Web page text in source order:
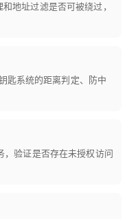
地址过滤是否可被绕过，
匙系统的距离判定、防中
，验证是否存在未授权访问